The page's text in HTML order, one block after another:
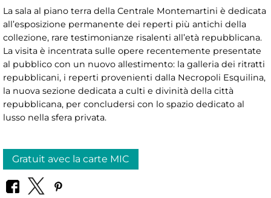
La sala al piano terra della Centrale Montemartini è dedicata
all’esposizione permanente dei reperti più antichi della
collezione, rare testimonianze risalenti all’età repubblicana.
La visita è incentrata sulle opere recentemente presentate
al pubblico con un nuovo allestimento: la galleria dei ritratti
repubblicani, i reperti provenienti dalla Necropoli Esquilina,
la nuova sezione dedicata a culti e divinità della città
repubblicana, per concludersi con lo spazio dedicato al
lusso nella sfera privata.
Gratuit avec la carte MIC